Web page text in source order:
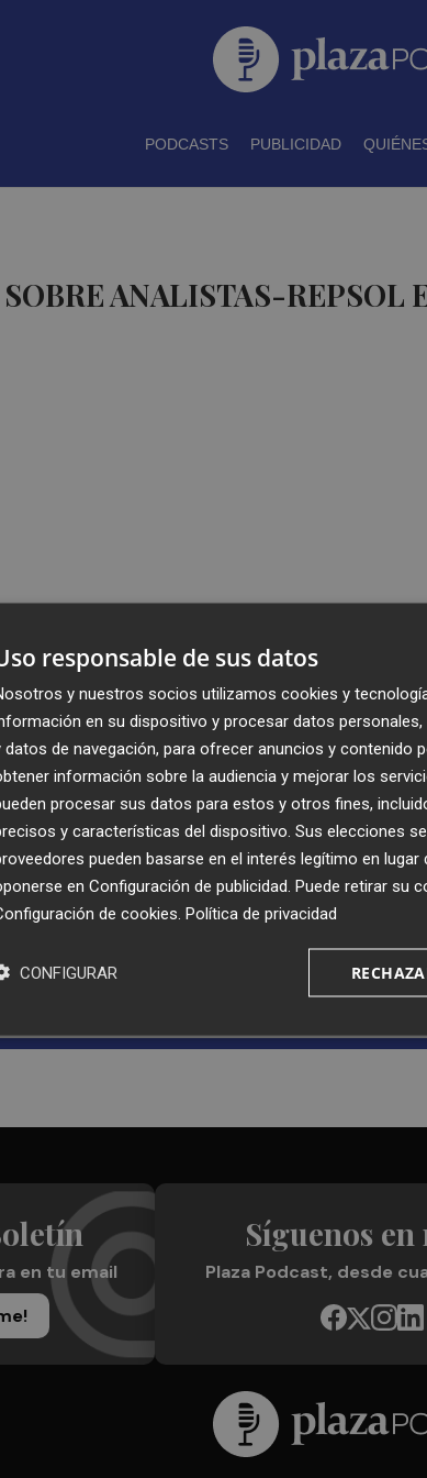
PODCASTS PUBLICIDAD
ANALISTAS-REPSOL
Recibe toda la
Plaza Podcast en tu
en tu email
Síguenos en
Plaza Podcast, desde
responsable de sus datos
y nuestros socios utilizamos cookies y
en su dispositivo y procesar datos
datos de navegación, para ofrecer anuncios y contenido
información sobre la audiencia y mejorar los
procesar sus datos para estos y otros fines,
y características del dispositivo. Sus elecciones
pueden basarse en el interés legítimo en
en Configuración de publicidad . Puede retirar su
de cookies Política de privacidad
CONFIGURAR